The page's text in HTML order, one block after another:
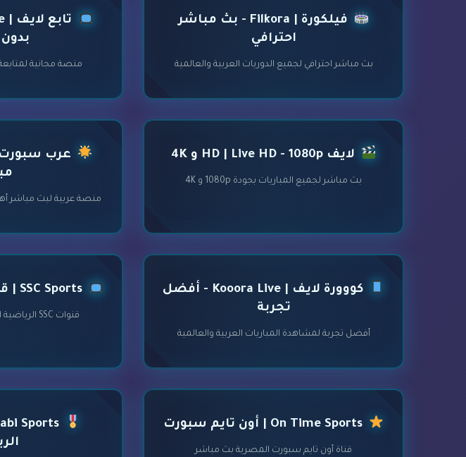
فيلكورة | Filkora - بث مباشر
احترافي
بث مباشر احترافي لجميع الدوريات العربية والعالمية منصة مجانية
لايف HD | Live HD - 1080p و 4K
بث مباشر لجميع المباريات بجودة 1080p و 4K
منصة عربية لبث مباشر
كووورة لايف | Kooora Live - أفضل
تجربة
أفضل تجربة لمشاهدة المباريات العربية والعالمية
SSC Sports | قنوات SSC السعودية
قنوات SSC الرياضية السعودية بث مباشر HD
On Time Sports | أون تايم سبورت
قناة أون تايم سبورت المصرية بث مباشر